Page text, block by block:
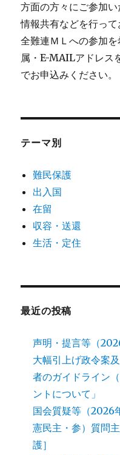
方面の方々にご参加
情報共有などを行って
全難連ＭＬへの参加
属・E-MAILアドレス
でお申込みください。
テーマ別
難民保護
出入国
在留
収容・送還
生活・定住
最近の投稿
声明・提言等（
大幅引上げ政令案
者のガイドライン
ントについて」
国会質疑等（2026
憲民主・参）質問
護］